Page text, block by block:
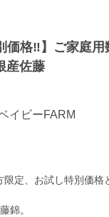
価格‼︎】ご家庭
産佐藤
イビーFARM
定、お試し特別価格
錦。